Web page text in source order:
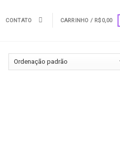
CONTATO CARRINHO / R$0,00